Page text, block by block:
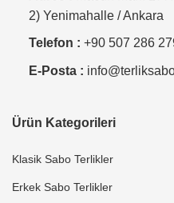
2) Yenimahalle / Ankara
Telefon : +90 507 286
E-Posta :
Ürün Kategorileri
Klasik Sabo Terlikler
Erkek Sabo Terlikler